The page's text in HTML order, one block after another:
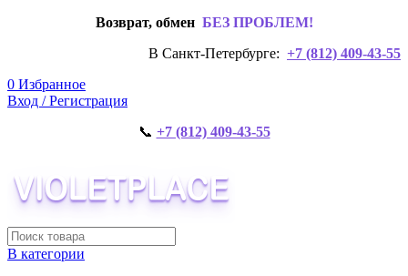
Возврат, обмен БЕЗ ПРОБЛЕМ!
В Санкт-Петербурге: +7 (812) 409-43-55
0 Избранное
Вход / Регистрация
📞 +7 (812) 409-43-55
В категории